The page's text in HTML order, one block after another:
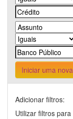
Iniciar uma
Adicionar filtros:
Utilizar filtros